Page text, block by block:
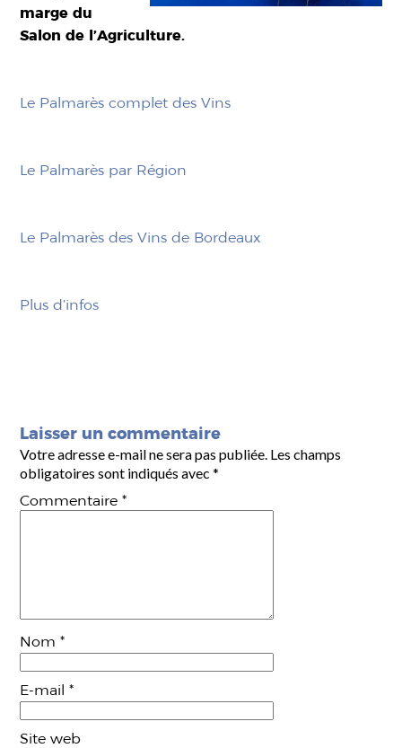
marge du
Salon de l’Agriculture.
Le Palmarès complet des Vins
Le Palmarès par Région
Le Palmarès des Vins de Bordeaux
Plus d’infos
Laisser un commentaire
Votre adresse e-mail ne sera pas publiée. Les champs
obligatoires sont indiqués avec*
Commentaire*
Nom*
E-mail*
Site web